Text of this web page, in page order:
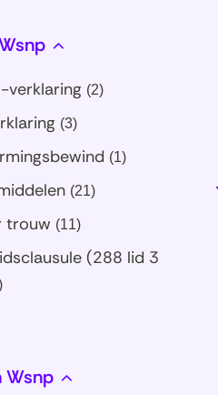
verklaring (2)
(3)
(1)
(21)
trouw (11)
(288 lid 3
Wsnp